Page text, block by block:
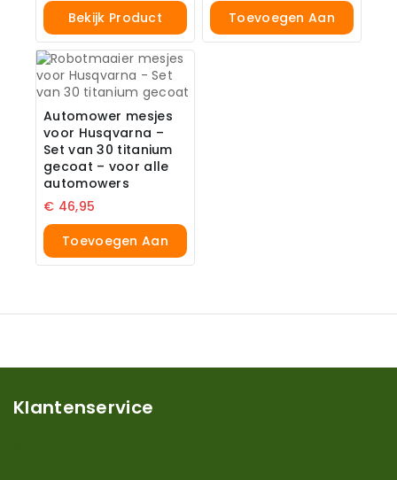
Bekijk Product
Toevoegen Aan
Winkelwagen
Automower mesjes
voor Husqvarna –
Set van 30 titanium
gecoat – voor alle
automowers
€ 46,95
Toevoegen Aan
Winkelwagen
Klantenservice